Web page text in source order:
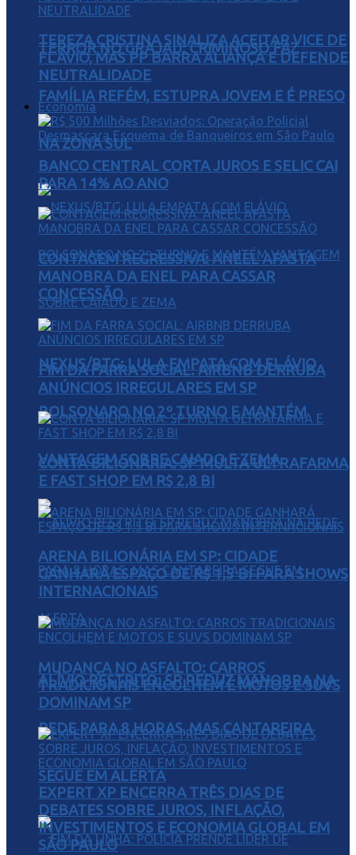
TERROR NO GRAJAÚ: CRIMINOSO FAZ
FAMÍLIA REFÉM, ESTUPRA JOVEM E É PRESO
NA ZONA SUL
NEXUS/BTG: LULA EMPATA COM FLÁVIO
BOLSONARO NO 2º TURNO E MANTÉM
VANTAGEM SOBRE CAIADO E ZEMA
ALÍVIO RESTRITO: SP REDUZ MANOBRA NA
REDE PARA 8 HORAS, MAS CANTAREIRA
SEGUE EM ALERTA
TEREZA CRISTINA SINALIZA ACEITAR VICE DE
FLÁVIO, MAS PP BARRA ALIANÇA E DEFENDE
NEUTRALIDADE
Economia
BANCO CENTRAL CORTA JUROS E SELIC CAI
PARA 14% AO ANO
CONTAGEM REGRESSIVA: ANEEL AFASTA
MANOBRA DA ENEL PARA CASSAR
CONCESSÃO
FIM DA FARRA SOCIAL: AIRBNB DERRUBA
ANÚNCIOS IRREGULARES EM SP
CONTA BILIONÁRIA: SP MULTA ULTRAFARMA
E FAST SHOP EM R$ 2,8 BI
ARENA BILIONÁRIA EM SP: CIDADE
GANHARÁ ESPAÇO DE R$ 1,5 BI PARA SHOWS
INTERNACIONAIS
MUDANÇA NO ASFALTO: CARROS
TRADICIONAIS ENCOLHEM E MOTOS E SUVS
DOMINAM SP
EXPERT XP ENCERRA TRÊS DIAS DE
DEBATES SOBRE JUROS, INFLAÇÃO,
INVESTIMENTOS E ECONOMIA GLOBAL EM
SÃO PAULO